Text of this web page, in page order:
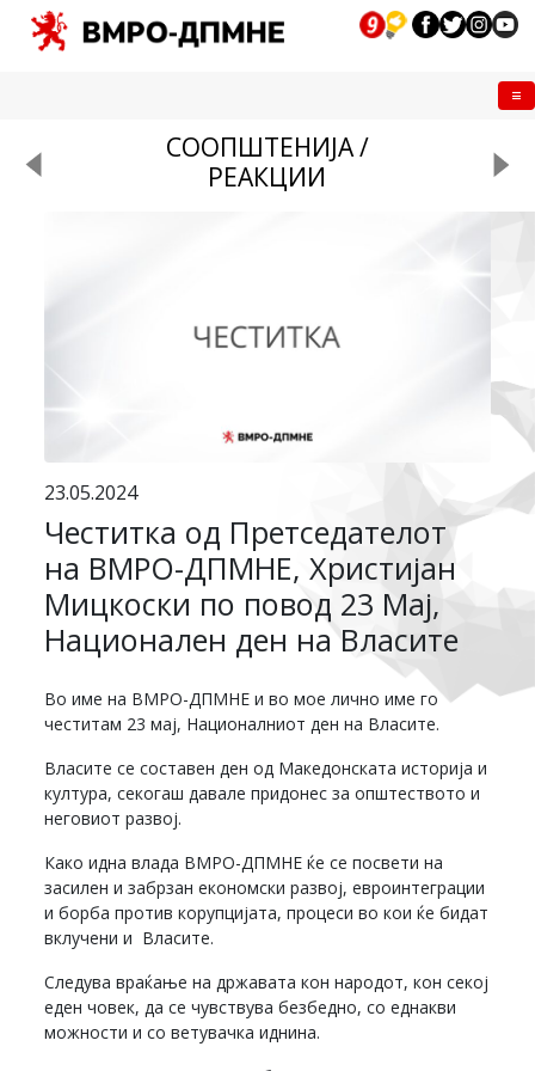
СООПШТЕНИЈА /
РЕАКЦИИ
23.05.2024
Честитка од Претседателот
на ВМРО-ДПМНЕ, Христијан
Мицкоски по повод 23 Мај,
Национален ден на Власите
Во име на ВМРО-ДПМНЕ и во мое лично име го
честитам 23 мај, Националниот ден на Власите.
Власите се составен ден од Македонската историја и
култура, секогаш давале придонес за општеството и
неговиот развој.
Како идна влада ВМРО-ДПМНЕ ќе се посвети на
засилен и забрзан економски развој, евроинтеграции
и борба против корупцијата, процеси во кои ќе бидат
вклучени и Власите.
Следува враќање на државата кон народот, кон секој
еден човек, да се чувствува безбедно, со еднакви
можности и со ветувачка иднина.